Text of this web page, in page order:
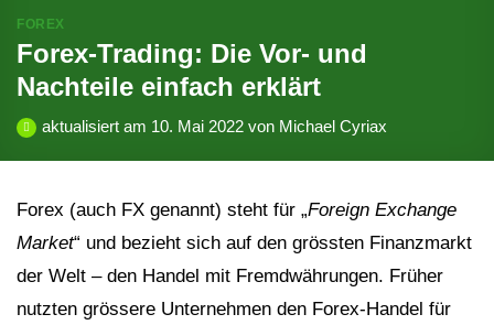
FOREX
Forex-Trading: Die Vor- und
Nachteile einfach erklärt
aktualisiert am 10. Mai 2022 von Michael Cyriax
Forex (auch FX genannt) steht für „Foreign Exchange
Market“ und bezieht sich auf den grössten Finanzmarkt
der Welt – den Handel mit Fremdwährungen. Früher
nutzten grössere Unternehmen den Forex-Handel für